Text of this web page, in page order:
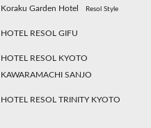
Koraku Garden Hotel Resol Style
HOTEL RESOL GIFU
HOTEL RESOL KYOTO
KAWARAMACHI SANJO
HOTEL RESOL TRINITY KYOTO